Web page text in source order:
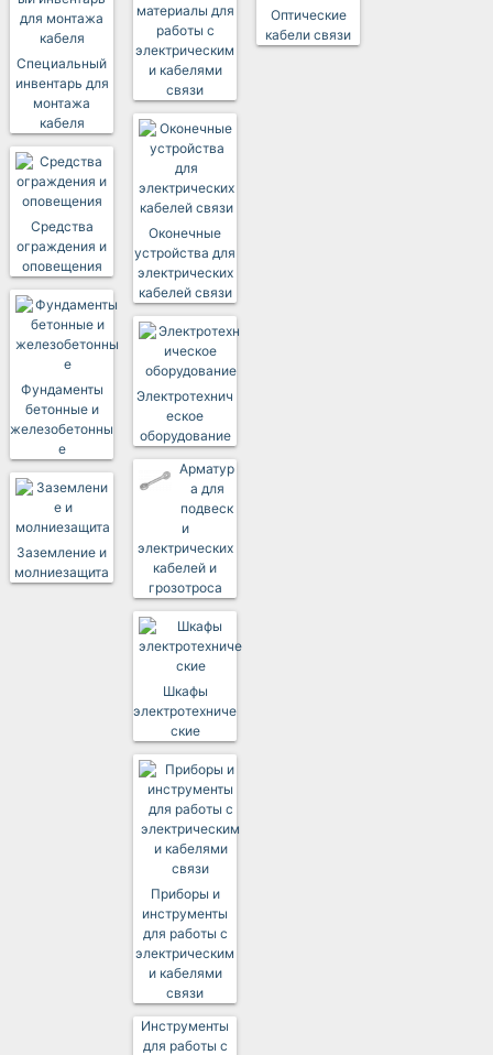
Специальный
инвентарь для
монтажа
кабеля
Средства
ограждения и
оповещения
Фундаменты
бетонные и
железобетонны
е
Заземление и
молниезащита
материалы для
работы с
электрическим
и кабелями
связи
Оконечные
устройства для
электрических
кабелей связи
Электротехнич
еское
оборудование
Арматур
а для
подвеск
и
электрических
кабелей и
грозотроса
Шкафы
электротехниче
ские
Приборы и
инструменты
для работы с
электрическим
и кабелями
связи
Инструменты
для работы с
Оптические
кабели связи